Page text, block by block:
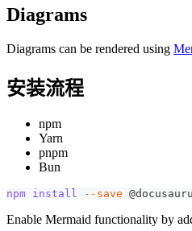
Diagrams
Diagrams can be rendered using
安装流程
npm
Yarn
pnpm
Bun
npm install --save
Enable Mermaid functionality by